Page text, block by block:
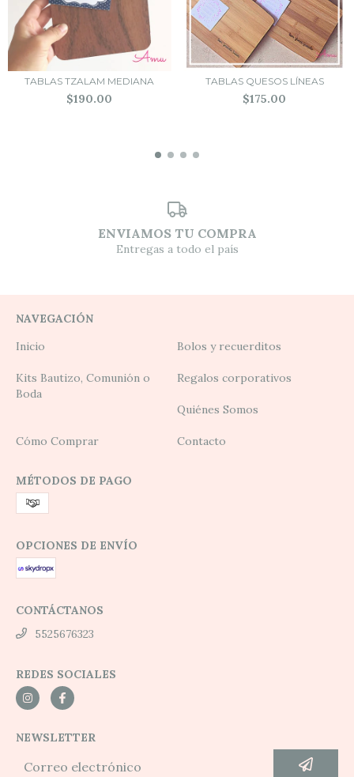
TABLAS TZALAM MEDIANA
$190.00
TABLAS QUESOS LÍNEAS
$175.00
ENVIAMOS TU COMPRA
Entregas a todo el país
NAVEGACIÓN
Inicio
Bolos y recuerditos
Kits Bautizo, Comunión o
Boda
Regalos corporativos
Quiénes Somos
Cómo Comprar Contacto
MÉTODOS DE PAGO
OPCIONES DE ENVÍO
CONTÁCTANOS
5525676323
REDES SOCIALES
NEWSLETTER